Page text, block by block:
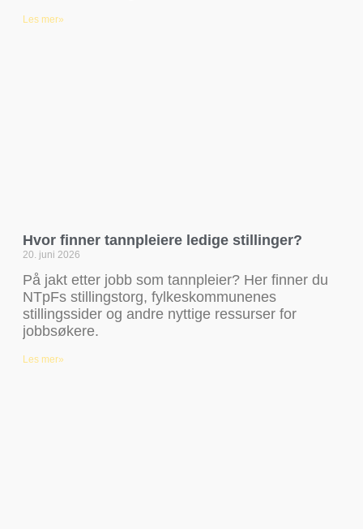
Les mer»
Hvor finner tannpleiere ledige stillinger?
20. juni 2026
På jakt etter jobb som tannpleier? Her finner du
NTpFs stillingstorg, fylkeskommunenes
stillingssider og andre nyttige ressurser for
jobbsøkere.
Les mer»